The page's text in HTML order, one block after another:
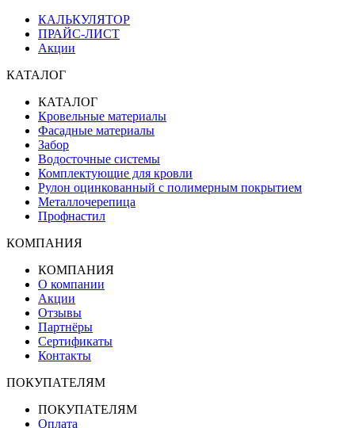
КАЛЬКУЛЯТОР
ПРАЙС-ЛИСТ
Акции
КАТАЛОГ
КАТАЛОГ
Кровельные материалы
Фасадные материалы
Забор
Водосточные системы
Комплектующие для кровли
Рулон оцинкованный с полимерным покрытием
Металлочерепица
Профнастил
КОМПАНИЯ
КОМПАНИЯ
О компании
Акции
Отзывы
Партнёры
Сертификаты
Контакты
ПОКУПАТЕЛЯМ
ПОКУПАТЕЛЯМ
Оплата